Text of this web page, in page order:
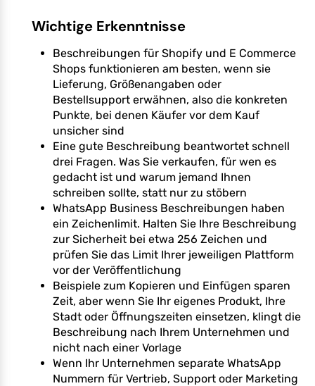
Wichtige Erkenntnisse
Beschreibungen für Shopify und E Commerce
Shops funktionieren am besten, wenn sie
Lieferung, Größenangaben oder
Bestellsupport erwähnen, also die konkreten
Punkte, bei denen Käufer vor dem Kauf
unsicher sind
Eine gute Beschreibung beantwortet schnell
drei Fragen. Was Sie verkaufen, für wen es
gedacht ist und warum jemand Ihnen
schreiben sollte, statt nur zu stöbern
WhatsApp Business Beschreibungen haben
ein Zeichenlimit. Halten Sie Ihre Beschreibung
zur Sicherheit bei etwa 256 Zeichen und
prüfen Sie das Limit Ihrer jeweiligen Plattform
vor der Veröffentlichung
Beispiele zum Kopieren und Einfügen sparen
Zeit, aber wenn Sie Ihr eigenes Produkt, Ihre
Stadt oder Öffnungszeiten einsetzen, klingt die
Beschreibung nach Ihrem Unternehmen und
nicht nach einer Vorlage
Wenn Ihr Unternehmen separate WhatsApp
Nummern für Vertrieb, Support oder Marketing